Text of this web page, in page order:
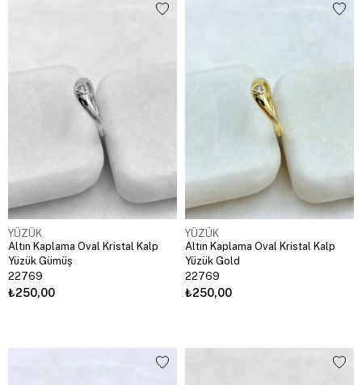
YÜZÜK
Altın Kaplama Oval Kristal Kalp
Yüzük Gümüş
22769
₺250,00
YÜZÜK
Altın Kaplama Oval Kristal Kalp
Yüzük Gold
22769
₺250,00